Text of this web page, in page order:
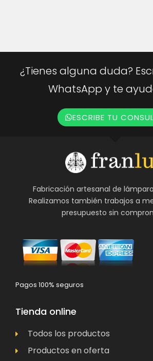
¿Tienes alguna duda?
WhatsApp y te
ESCRIBE TU
Fabricación artesanal de
Realizamos también trabajos a
presupuesto sin
Pagos 100% seguros
Tienda online
Todos los productos
Productos en oferta